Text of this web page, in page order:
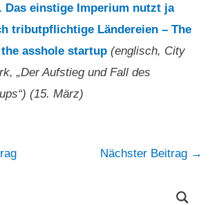
Das einstige Imperium nutzt ja
tributpflichtige Ländereien – The
asshole startup (englisch, City
„Der Aufstieg und Fall des
(15. März)
Nächster Beitrag →